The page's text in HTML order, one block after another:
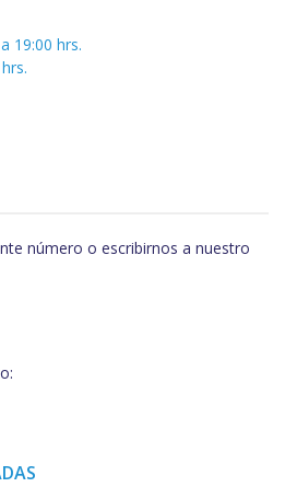
19:00 hrs.
número o escribirnos a nuestro